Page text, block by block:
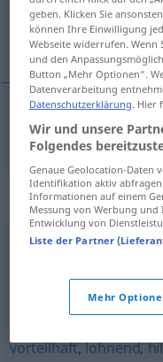
nyttig
nyttig nutzbringend
produktiv,
vorteilhaft,lohnend,
geben. Klicken Sie
können Ihre Einwilligung
Webseite widerrufen. Wenn
und den
Button „Mehr Optionen“.
Datenverarbeitung
Datenschutzerklärung. Hier
Wir und unsere
Folgendes
Genaue Geolocation-Daten
Identifikation aktiv
Informationen auf einem
Messung von Werbung
Entwicklung von
Liste der Partner
Mehr